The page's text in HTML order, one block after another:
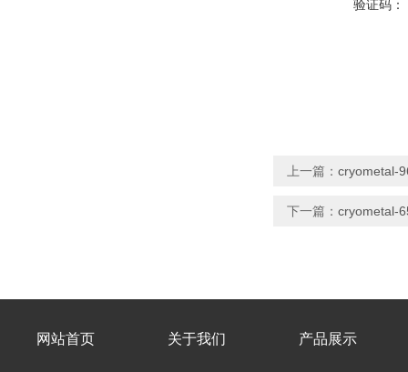
验证码：
上一篇： cryometal-
下一篇： cryometal-
网站首页 关于我们 产品展示